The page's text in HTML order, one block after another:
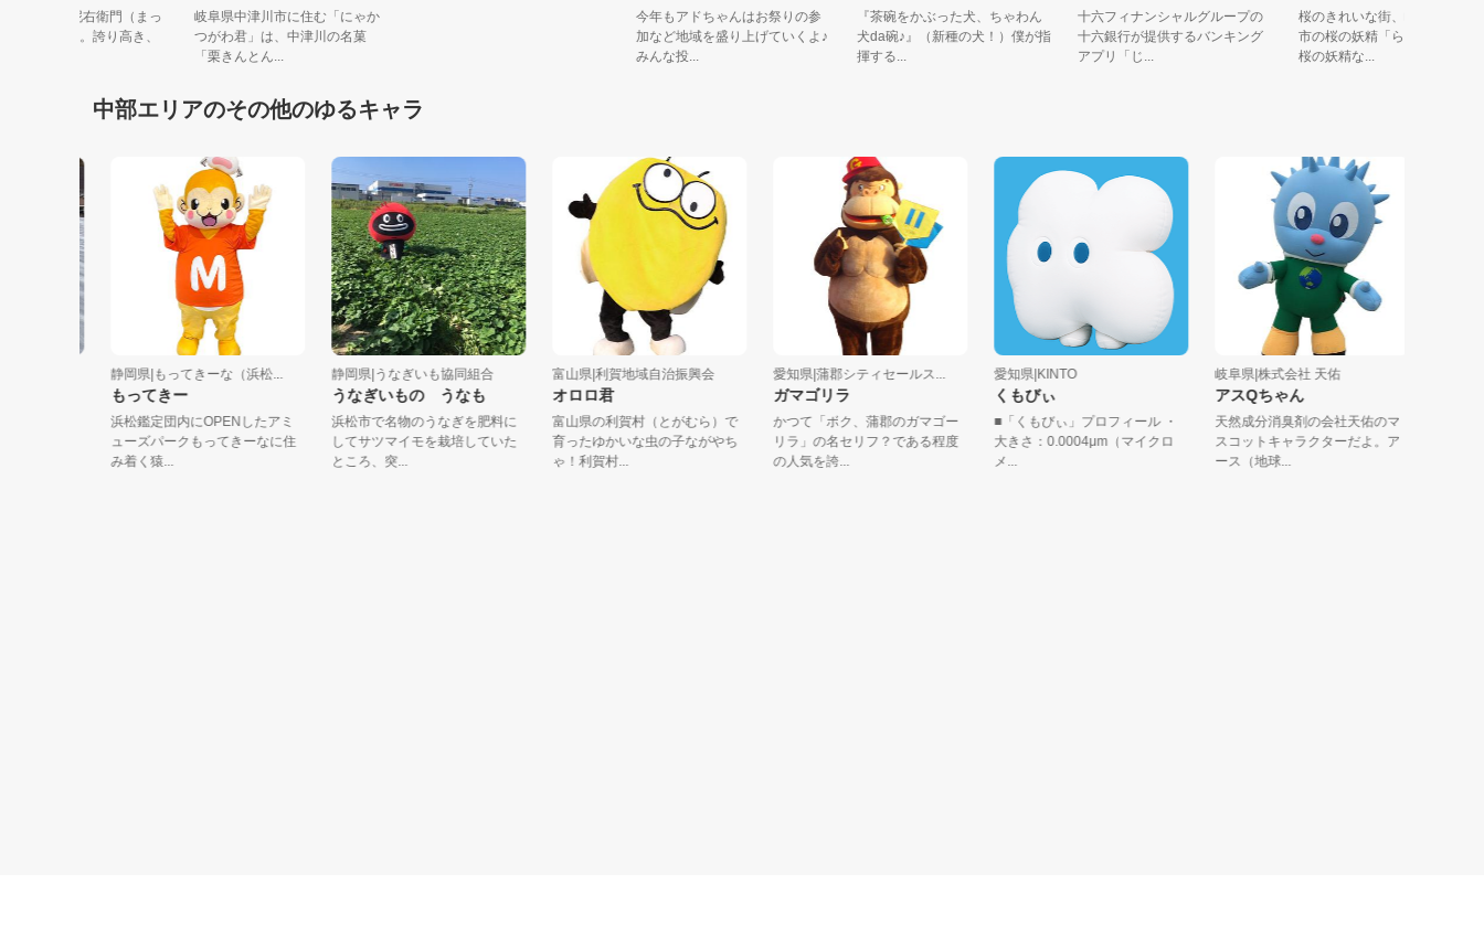
が輩は、真土 泥右衛門（まっ
でいえもん）。誇り高き、
岐阜県中津川市に住む「にゃか
つがわ君」は、中津川の名菓
「栗きんとん...
今年もアドちゃんはお祭りの参
加など地域を盛り上げていくよ♪
みんな投...
『茶碗をかぶった犬、ちゃわん
犬da碗♪』（新種の犬！）僕が指
揮する...
十六フィナンシャルグループの
十六銀行が提供するバンキング
アプリ「じ...
桜のきれいな街、岐阜県
市の桜の妖精「ららら」
桜の妖精な...
中部エリアのその他のゆるキャラ
静岡県|もってきーな（浜松...
もってきー
浜松鑑定団内にOPENしたアミ
ューズパークもってきーなに住
み着く猿...
静岡県|うなぎいも協同組合
うなぎいもの うなも
浜松市で名物のうなぎを肥料に
してサツマイモを栽培していた
ところ、突...
富山県|利賀地域自治振興会
オロロ君
富山県の利賀村（とがむら）で
育ったゆかいな虫の子ながやち
ゃ！利賀村...
愛知県|蒲郡シティセールス...
ガマゴリラ
かつて「ボク、蒲郡のガマゴー
リラ」の名セリフ？である程度
の人気を誇...
愛知県|KINTO
くもびぃ
■「くもびぃ」プロフィール ・
大きさ：0.0004μm（マイクロ
岐阜県|株式会社 天佑
アスQちゃん
天然成分消臭剤の会社天佑のマ
スコットキャラクターだよ。ア
ース（地球...